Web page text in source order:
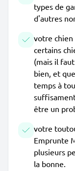
types de
d'autres
votre chien
certains
(mais il
bien, et
temps à
être un
votre
Emprunte
plusieurs
la bonne.